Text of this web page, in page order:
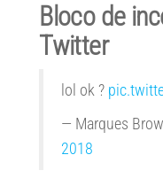
Bloco de
Twitter
lol ok ?
— Marques
2018